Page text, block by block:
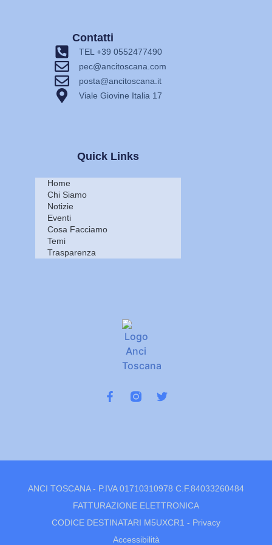
Quick Links
Home
Chi Siamo
Notizie
Eventi
Cosa Facciamo
Temi
Trasparenza
Contatti
TEL +39 0552477490
pec@ancitoscana.com
posta@ancitoscana.it
Viale Giovine Italia 17
ANCI TOSCANA - P.IVA 01710310978 C.F.84033260484
FATTURAZIONE ELETTRONICA
CODICE DESTINATARI M5UXCR1 - Privacy
Accessibilità